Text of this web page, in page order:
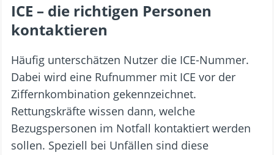
ICE – die richtigen Personen
kontaktieren
Häufig unterschätzen Nutzer die ICE-Nummer.
Dabei wird eine Rufnummer mit ICE vor der
Ziffernkombination gekennzeichnet.
Rettungskräfte wissen dann, welche
Bezugspersonen im Notfall kontaktiert werden
sollen. Speziell bei Unfällen sind diese